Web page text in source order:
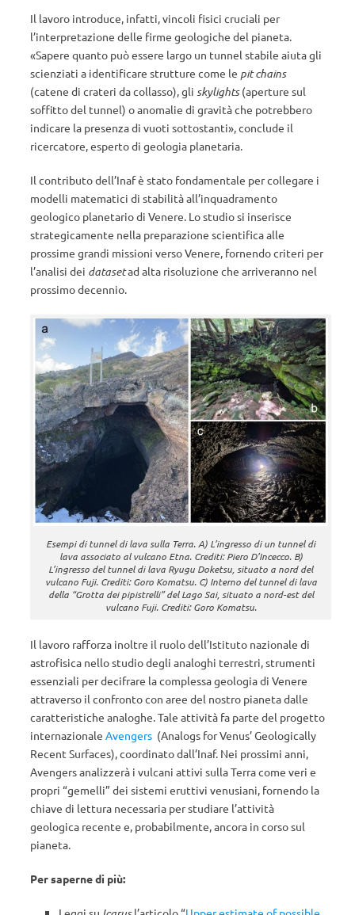
Il lavoro introduce, infatti, vincoli fisici cruciali per
l’interpretazione delle firme geologiche del pianeta.
«Sapere quanto può essere largo un tunnel stabile aiuta gli
scienziati a identificare strutture come le pit chains
(catene di crateri da collasso), gli skylights(aperture sul
soffitto del tunnel) o anomalie di gravità che potrebbero
indicare la presenza di vuoti sottostanti», conclude il
ricercatore, esperto di geologia planetaria.
Il contributo dell’Inaf è stato fondamentale per collegare i
modelli matematici di stabilità all’inquadramento
geologico planetario di Venere. Lo studio si inserisce
strategicamente nella preparazione scientifica alle
prossime grandi missioni verso Venere, fornendo criteri per
l’analisi dei datasetad alta risoluzione che arriveranno nel
prossimo decennio.
Esempi di tunnel di lava sulla Terra. A) L’ingresso di un tunnel di
lava associato al vulcano Etna. Crediti: Piero D’Incecco. B)
L’ingresso del tunnel di lava Ryugu Doketsu, situato a nord del
vulcano Fuji. Crediti: Goro Komatsu. C) Interno del tunnel di lava
della “Grotta dei pipistrelli” del Lago Sai, situato a nord-est del
vulcano Fuji. Crediti: Goro Komatsu.
Il lavoro rafforza inoltre il ruolo dell’Istituto nazionale di
astrofisica nello studio degli analoghi terrestri, strumenti
essenziali per decifrare la complessa geologia di Venere
attraverso il confronto con aree del nostro pianeta dalle
caratteristiche analoghe. Tale attività fa parte del progetto
internazionale Avengers (Analogs for Venus’ Geologically
Recent Surfaces), coordinato dall’Inaf. Nei prossimi anni,
Avengers analizzerà i vulcani attivi sulla Terra come veri e
propri “gemelli” dei sistemi eruttivi venusiani, fornendo la
chiave di lettura necessaria per studiare l’attività
geologica recente e, probabilmente, ancora in corso sul
pianeta.
Per saperne di più: